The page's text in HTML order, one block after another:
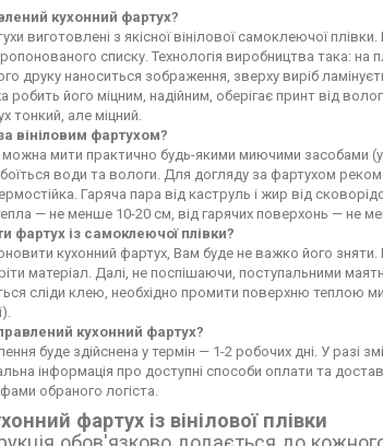
кухонний фартух?
виготовлені з якісної вінілової самоклеючої
списку. Технологія виробництва така:
друку наноситься зображення, зверху виріб
робить його міцним, надійним, оберігає принт від
тонкий, але міцний.
вініловим фартухом?
мити практично будь-якими миючими засобами
води та вологи. Для догляду за фартухом
Гаряча пара від каструль і жир від
— не менше 10-20 см, від гарячих поверхонь — не
фартух із самоклеючої плівки?
кухонний фартух, Вам буде не важко його
матеріал. Далі, не поспішаючи, поступальними
сліди клею, необхідно промити поверхню
кухонний фартух?
буде здійснена у термін — 1-2 робочих дні. У разі
інформація про доступні способи оплати та
обраного логіста.
фартух із вінілової плівки